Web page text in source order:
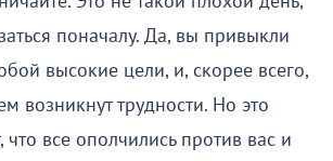
поначалу. Да, вы привыкли
высокие цели, и, скорее всего,
возникнут трудности. Но это
что все ополчились против вас и